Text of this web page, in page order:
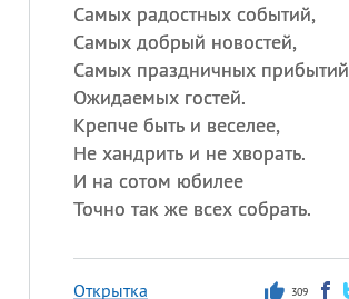
Самых радостных событий,
Самых добрый новостей,
Самых праздничных прибытий
Ожидаемых гостей.
Крепче быть и веселее,
Не хандрить и не хворать.
И на сотом юбилее
Точно так же всех собрать.
Открытка 309